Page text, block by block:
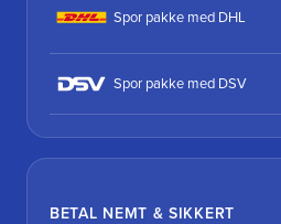
Spor pakke med DHL
Spor pakke med DSV
BETAL NEMT & SIKKERT